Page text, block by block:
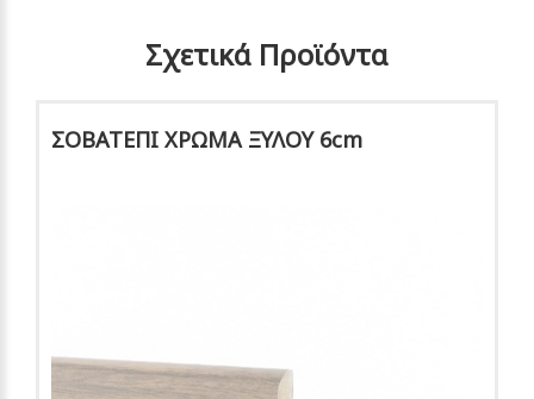
Σχετικά Προϊόντα
ΣΟΒΑΤΕΠΙ ΧΡΩΜΑ ΞΥΛΟΥ 6cm